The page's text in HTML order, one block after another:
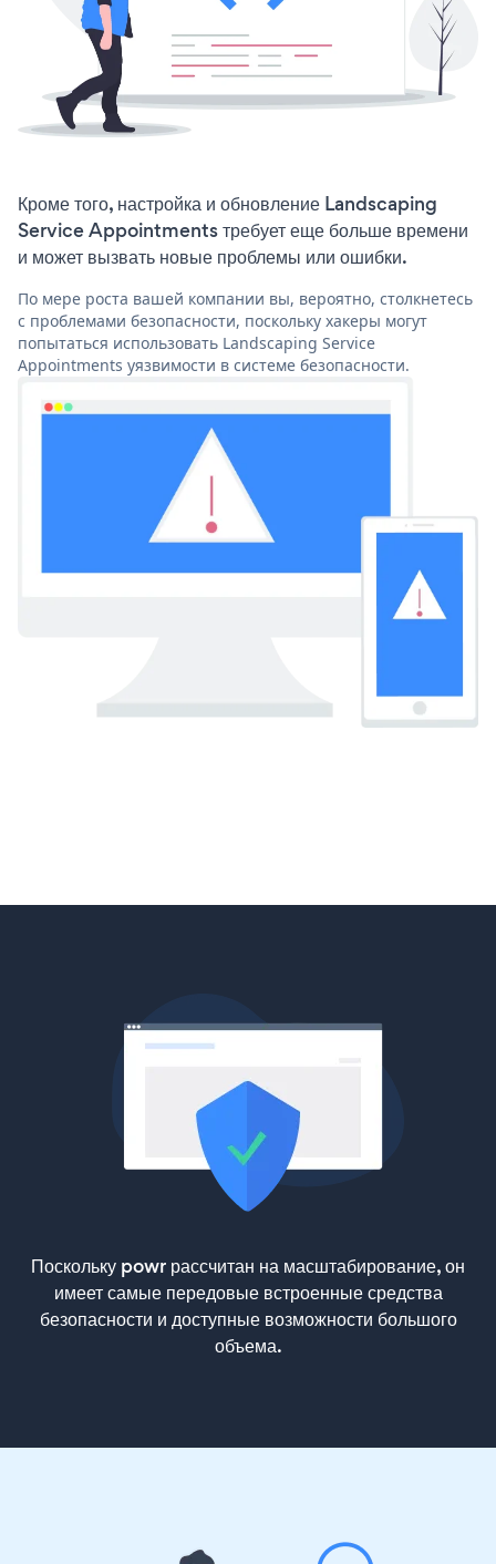
Кроме того, настройка и обновление Landscaping
Service Appointments требует еще больше времени
и может вызвать новые проблемы или ошибки.
По мере роста вашей компании вы, вероятно, столкнетесь
с проблемами безопасности, поскольку хакеры могут
попытаться использовать Landscaping Service
Appointments уязвимости в системе безопасности.
Поскольку powr рассчитан на масштабирование, он
имеет самые передовые встроенные средства
безопасности и доступные возможности большого
объема.